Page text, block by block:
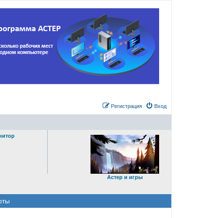
Вход
Регистрация
Астер и игры